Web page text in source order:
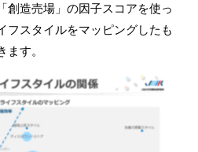
造売場」の因子スコアを使っ
フスタイルをマッピングしたも
す。